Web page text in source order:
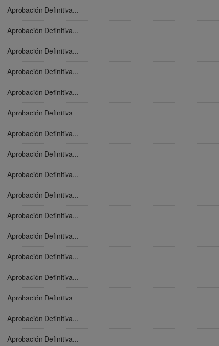
Aprobación Definitiva...
Aprobación Definitiva...
Aprobación Definitiva...
Aprobación Definitiva...
Aprobación Definitiva...
Aprobación Definitiva...
Aprobación Definitiva...
Aprobación Definitiva...
Aprobación Definitiva...
Aprobación Definitiva...
Aprobación Definitiva...
Aprobación Definitiva...
Aprobación Definitiva...
Aprobación Definitiva...
Aprobación Definitiva...
Aprobación Definitiva...
Aprobación Definitiva...